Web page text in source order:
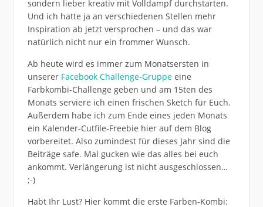
sondern lieber kreativ mit Volldampf durchstarten.
Und ich hatte ja an verschiedenen Stellen mehr
Inspiration ab jetzt versprochen – und das war
natürlich nicht nur ein frommer Wunsch.
Ab heute wird es immer zum Monatsersten in
unserer Facebook Challenge-Gruppeeine
Farbkombi-Challenge geben und am 15ten des
Monats serviere ich einen frischen Sketch für Euch.
Außerdem habe ich zum Ende eines jeden Monats
ein Kalender-Cutfile-Freebie hier auf dem Blog
vorbereitet. Also zumindest für dieses Jahr sind die
Beiträge safe. Mal gucken wie das alles bei euch
ankommt. Verlängerung ist nicht ausgeschlossen…
;-)
Habt Ihr Lust? Hier kommt die erste Farben-Kombi: